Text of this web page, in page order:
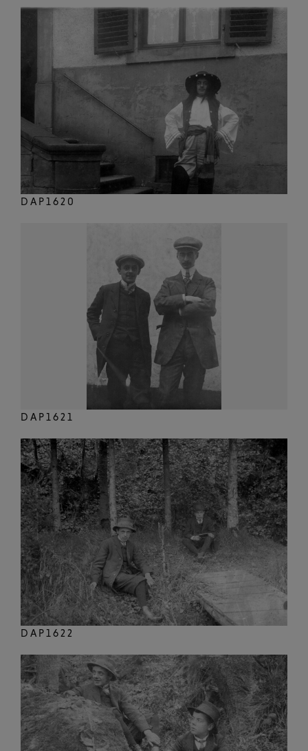
DAP1620
DAP1621
DAP1622